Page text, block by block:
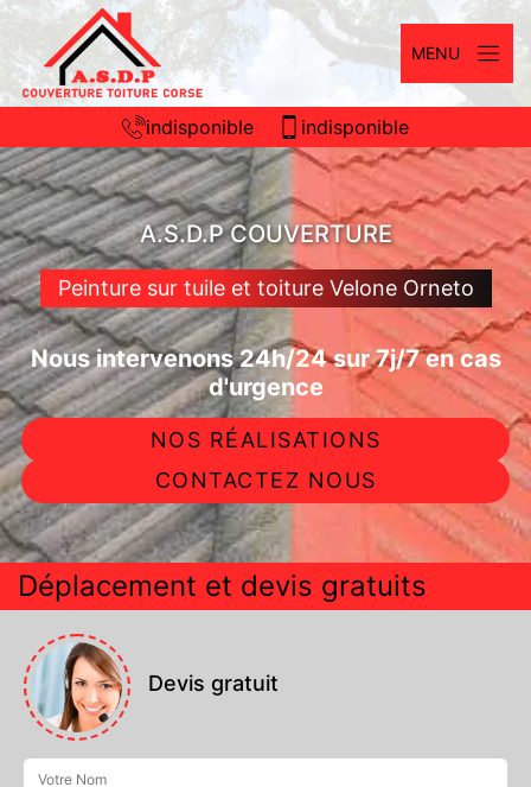
MENU
indisponible indisponible
A.S.D.P COUVERTURE
Peinture sur tuile et toiture Velone Orneto
Nous intervenons 24h/24 sur 7j/7 en cas
d'urgence
NOS RÉALISATIONS
CONTACTEZ NOUS
Déplacement et devis gratuits
Devis gratuit